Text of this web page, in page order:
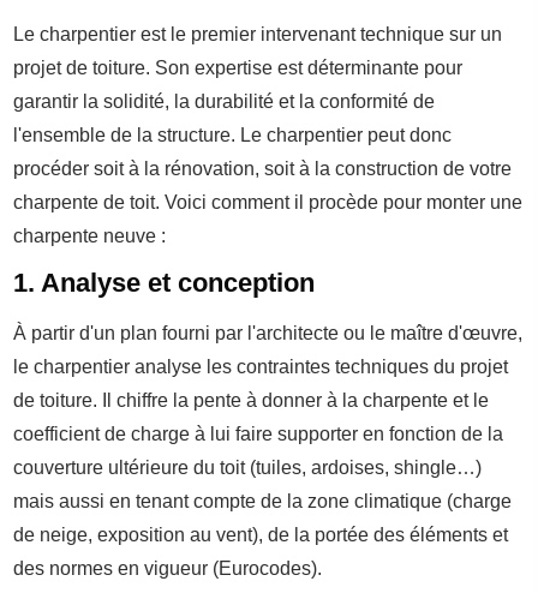
Le charpentier est le premier intervenant technique sur un
projet de toiture. Son expertise est déterminante pour
garantir la solidité, la durabilité et la conformité de
l'ensemble de la structure. Le charpentier peut donc
procéder soit à la rénovation, soit à la construction de votre
charpente de toit. Voici comment il procède pour monter une
charpente neuve :
1. Analyse et conception
À partir d'un plan fourni par l'architecte ou le maître d'œuvre,
le charpentier analyse les contraintes techniques du projet
de toiture. Il chiffre la pente à donner à la charpente et le
coefficient de charge à lui faire supporter en fonction de la
couverture ultérieure du toit (tuiles, ardoises, shingle…)
mais aussi en tenant compte de la zone climatique (charge
de neige, exposition au vent), de la portée des éléments et
des normes en vigueur (Eurocodes).